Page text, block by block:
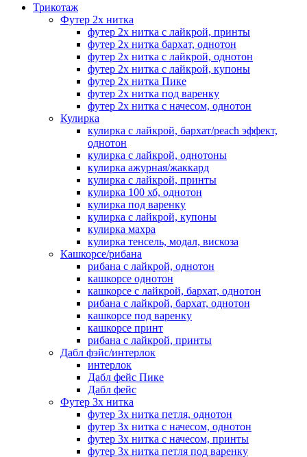
Трикотаж
Футер 2х нитка
футер 2х нитка с лайкрой, принты
футер 2х нитка бархат, однотон
футер 2х нитка с лайкрой, однотон
футер 2х нитка с лайкрой, купоны
футер 2х нитка Пике
футер 2х нитка под варенку
футер 2х нитка с начесом, однотон
Кулирка
кулирка с лайкрой, бархат/peach эффект,
однотон
кулирка с лайкрой, однотоны
кулирка ажурная/жаккард
кулирка с лайкрой, принты
кулирка 100 хб, однотон
кулирка под варенку
кулирка с лайкрой, купоны
кулирка махра
кулирка тенсель, модал, вискоза
Кашкорсе/рибана
рибана с лайкрой, однотон
кашкорсе однотон
кашкорсе с лайкрой, бархат, однотон
рибана с лайкрой, бархат, однотон
кашкорсе под варенку
кашкорсе принт
рибана с лайкрой, принты
Дабл фэйс/интерлок
интерлок
Дабл фейс Пике
Дабл фейс
Футер 3х нитка
футер 3х нитка петля, однотон
футер 3х нитка с начесом, однотон
футер 3х нитка с начесом, принты
футер 3х нитка петля под варенку